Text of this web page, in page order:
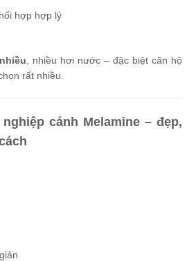
hợp hợp lý
, nhiều hơi nước – đặc biệt căn hộ
rất nhiều.
cánh Melamine – đẹp,